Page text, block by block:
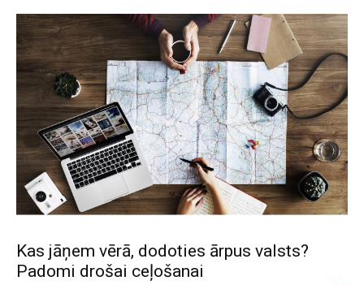
Kas jāņem vērā, dodoties ārpus valsts?
Padomi drošai ceļošanai